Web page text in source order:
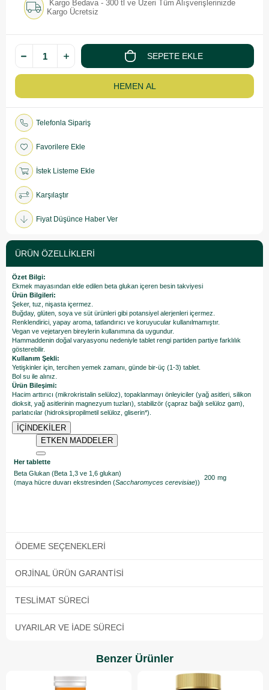
Kargo Bedava - 300 tl ve Üzeri Tüm Alışverişlerinizde
Kargo Ücretsiz
Telefonla Sipariş
Favorilere Ekle
İstek Listeme Ekle
Karşılaştır
Fiyat Düşünce Haber Ver
ÜRÜN ÖZELLIKLERI
Özet Bilgi:
Ekmek mayasından elde edilen beta glukan içeren besin takviyesi
Ürün Bilgileri:
Şeker, tuz, nişasta içermez.
Buğday, glüten, soya ve süt ürünleri gibi potansiyel alerjenleri içermez.
Renklendirici, yapay aroma, tatlandırıcı ve koruyucular kullanılmamıştır.
Vegan ve vejetaryen bireylerin kullanımına da uygundur.
Hammaddenin doğal varyasyonu nedeniyle tablet rengi partiden partiye farklılık
gösterebilir.
Kullanım Şekli:
Yetişkinler için, tercihen yemek zamanı, günde bir-üç (1-3) tablet.
Bol su ile alınız.
Ürün Bileşimi:
Hacim arttırıcı (mikrokristalin selüloz), topaklanmayı önleyiciler (yağ asitleri, silikon
dioksit, yağ asitlerinin magnezyum tuzları), stabilizör (çapraz bağlı selüloz gam),
parlatıcılar (hidroksipropilmetil selüloz, gliserin*).
İÇİNDEKİLER
ETKEN MADDELER
Her tablette
Beta Glukan (Beta 1,3 ve 1,6 glukan)
(maya hücre duvarı ekstresinden (Saccharomyces cerevisiae))
200 mg
ÖDEME SEÇENEKLERI
ORJINAL ÜRÜN GARANTISI
TESLIMAT SÜRECI
UYARILAR VE İADE SÜRECI
Benzer Ürünler